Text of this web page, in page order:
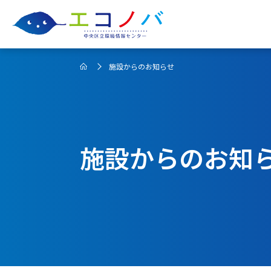
施設からのお知らせ
施設からのお知